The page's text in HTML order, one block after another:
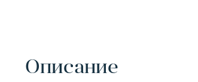
Описание